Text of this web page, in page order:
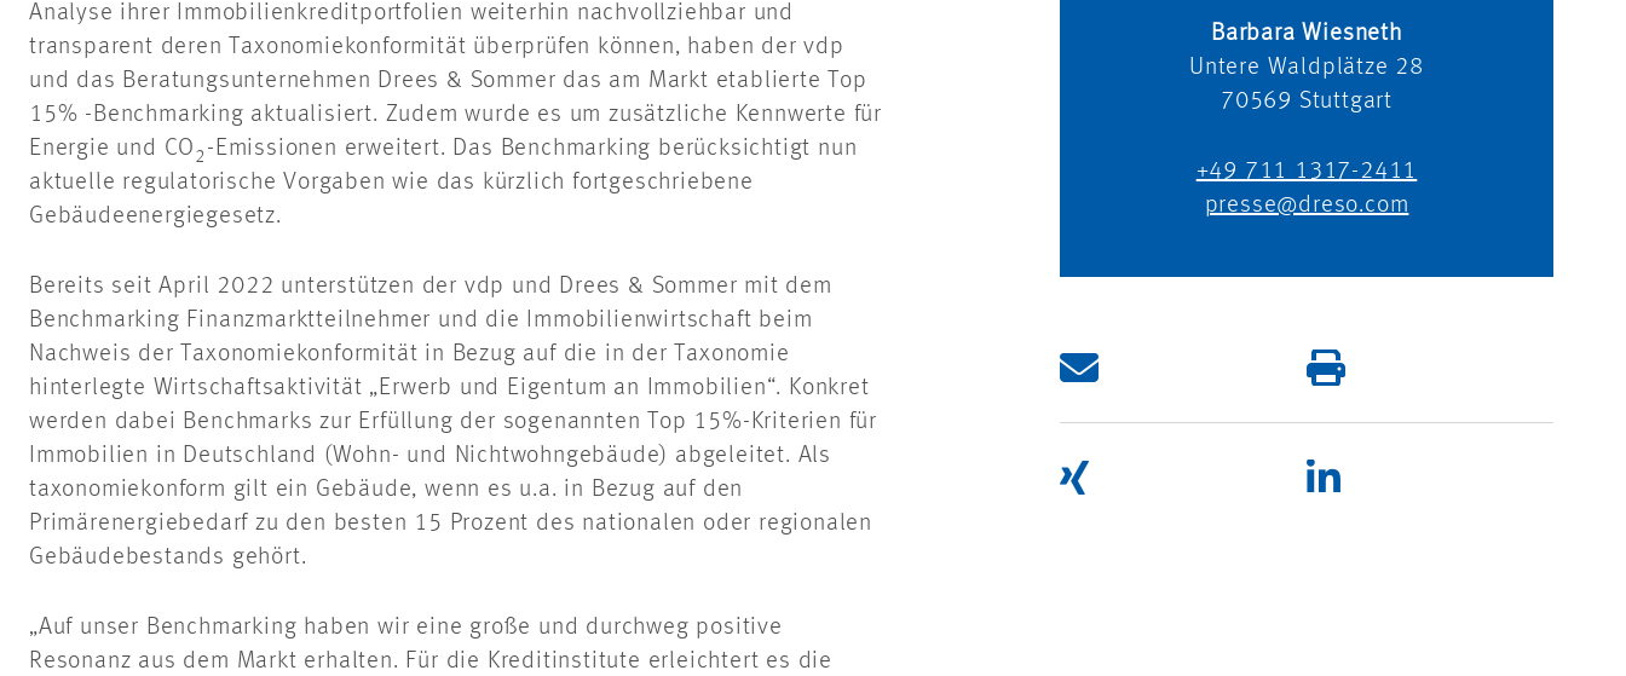
Analyse ihrer Immobilienkreditportfolien weiterhin nachvollziehbar und
transparent deren Taxonomiekonformität überprüfen können, haben der vdp
und das Beratungsunternehmen Drees & Sommer das am Markt etablierte Top
15% -Benchmarking aktualisiert. Zudem wurde es um zusätzliche Kennwerte für
Energie und CO 2 -Emissionen erweitert. Das Benchmarking berücksichtigt nun
aktuelle regulatorische Vorgaben wie das kürzlich fortgeschriebene
Gebäudeenergiegesetz.
Bereits seit April 2022 unterstützen der vdp und Drees & Sommer mit dem
Benchmarking Finanzmarktteilnehmer und die Immobilienwirtschaft beim
Nachweis der Taxonomiekonformität in Bezug auf die in der Taxonomie
hinterlegte Wirtschaftsaktivität „Erwerb und Eigentum an Immobilien“. Konkret
werden dabei Benchmarks zur Erfüllung der sogenannten Top 15%-Kriterien für
Immobilien in Deutschland (Wohn- und Nichtwohngebäude) abgeleitet. Als
taxonomiekonform gilt ein Gebäude, wenn es u.a. in Bezug auf den
Primärenergiebedarf zu den besten 15 Prozent des nationalen oder regionalen
Gebäudebestands gehört.
„Auf unser Benchmarking haben wir eine große und durchweg positive
Resonanz aus dem Markt erhalten. Für die Kreditinstitute erleichtert es die
Barbara Wiesneth
Untere Waldplätze 28
70569 Stuttgart
+49 711 1317-2411
presse@dreso.com